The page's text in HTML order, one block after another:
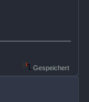
Gespeichert